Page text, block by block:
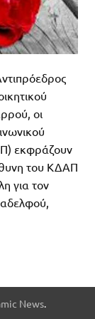
οι
εκφράζουν
του ΚΔΑΠ
για τον
News.